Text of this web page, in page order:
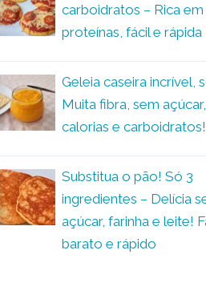
carboidratos – Rica em
proteínas, fácil e rápida
Geleia caseira incrível,
Muita fibra, sem
calorias e carboidratos!
Substitua o pão! Só 3
ingredientes – Delícia
açúcar, farinha e leite!
barato e rápido